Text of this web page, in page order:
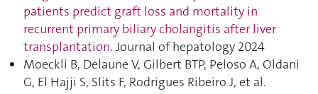
patients predict graft loss and mortality in
recurrent primary biliary cholangitis after liver
transplantation. Journal of hepatology 2024
Moeckli B, Delaune V, Gilbert BTP, Peloso A, Oldani
G, El Hajji S, Slits F, Rodrigues Ribeiro J, et al.